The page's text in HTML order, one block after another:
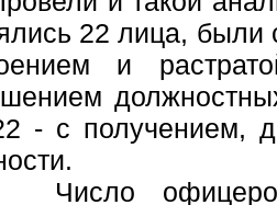
22 лица, были
и
- с получением,
офицеров,